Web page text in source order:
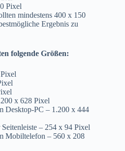
Pixel
mindestens 400 x 150
Ergebnis zu
folgende Größen:
x 628 Pixel
Desktop-PC – 1.200 x 444
– 254 x 94 Pixel
Mobiltelefon – 560 x 208